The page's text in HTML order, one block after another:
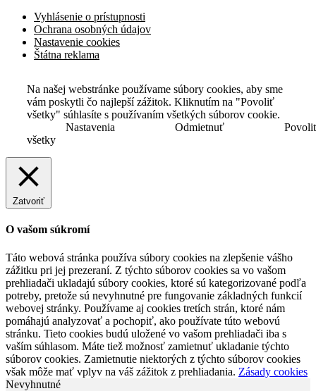
Vyhlásenie o prístupnosti
Ochrana osobných údajov
Nastavenie cookies
Štátna reklama
Na našej webstránke používame súbory cookies, aby sme
vám poskytli čo najlepší zážitok. Kliknutím na "Povoliť
všetky" súhlasíte s používaním všetkých súborov cookie.
Nastavenia
Odmietnuť
všetky
Zatvoriť
O vašom súkromí
Táto webová stránka používa súbory cookies na zlepšenie vášho
zážitku pri jej prezeraní. Z týchto súborov cookies sa vo vašom
prehliadači ukladajú súbory cookies, ktoré sú kategorizované podľa
potreby, pretože sú nevyhnutné pre fungovanie základných funkcií
webovej stránky. Používame aj cookies tretích strán, ktoré nám
pomáhajú analyzovať a pochopiť, ako používate túto webovú
stránku. Tieto cookies budú uložené vo vašom prehliadači iba s
vaším súhlasom. Máte tiež možnosť zamietnuť ukladanie týchto
súborov cookies. Zamietnutie niektorých z týchto súborov cookies
však môže mať vplyv na váš zážitok z prehliadania. Zásady cookies
Nevyhnutné